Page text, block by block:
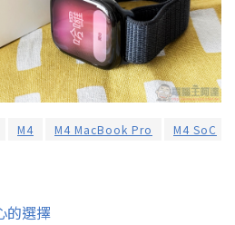
M4 M4 MacBook Pro M4 SoC
的選擇